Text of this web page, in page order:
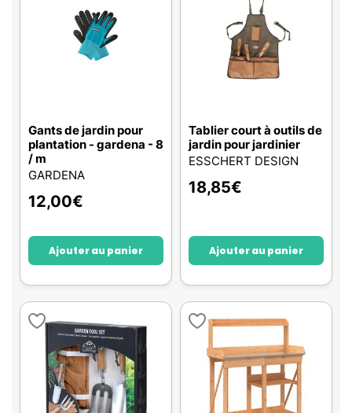
Gants de jardin pour
plantation - gardena - 8
/ m
GARDENA
12,00€
Ajouter au panier
Tablier court à outils de
jardin pour jardinier
ESSCHERT DESIGN
18,85€
Ajouter au panier